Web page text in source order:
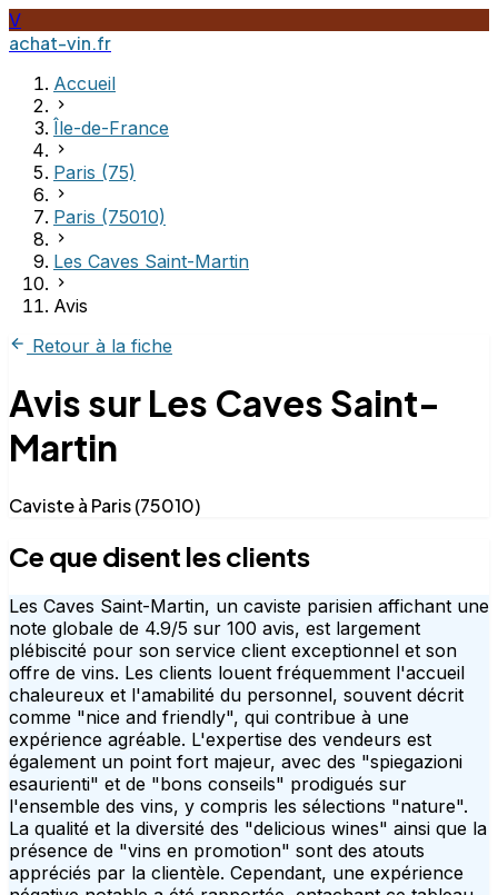
V
achat-vin.fr
Accueil
Île-de-France
Paris (75)
Paris (75010)
Les Caves Saint-Martin
Avis
Retour à la fiche
Avis sur Les Caves Saint-
Martin
Caviste à Paris (75010)
Ce que disent les clients
Les Caves Saint-Martin, un caviste parisien affichant une
note globale de 4.9/5 sur 100 avis, est largement
plébiscité pour son service client exceptionnel et son
offre de vins. Les clients louent fréquemment l'accueil
chaleureux et l'amabilité du personnel, souvent décrit
comme "nice and friendly", qui contribue à une
expérience agréable. L'expertise des vendeurs est
également un point fort majeur, avec des "spiegazioni
esaurienti" et de "bons conseils" prodigués sur
l'ensemble des vins, y compris les sélections "nature".
La qualité et la diversité des "delicious wines" ainsi que la
présence de "vins en promotion" sont des atouts
appréciés par la clientèle. Cependant, une expérience